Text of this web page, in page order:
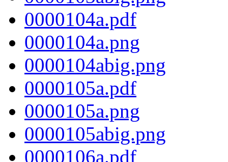
0000104a.pdf
0000104a.png
0000104abig.png
0000105a.pdf
0000105a.png
0000105abig.png
0000106a.pdf